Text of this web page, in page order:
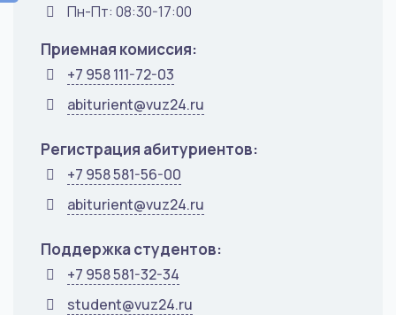
Пн-Пт: 08:30-17:00
Приемная комиссия:
+7 958 111-72-03
abiturient@vuz24.ru
Регистрация абитуриентов:
+7 958 581-56-00
abiturient@vuz24.ru
Поддержка студентов:
+7 958 581-32-34
student@vuz24.ru